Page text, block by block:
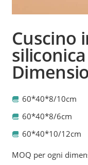
Cuscino
60*40*8/10cm
60*40*8/6cm
60*40*10/12cm
MOQ per ogni